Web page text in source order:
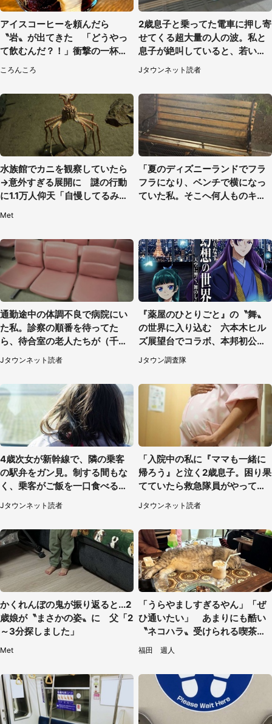
アイスコーヒーを頼んだら
〝岩〟が出てきた 「どうやっ
て飲むんだ？！」衝撃の一杯が
ころんころ
2歳息子と乗ってた電車に押し寄
せてくる超大量の人の波。私と
息子が絶叫していると、若いカ
ップルの乗客が...（東京都・60
代女性）
Jタウンネット読者
水族館でカニを観察していたら
→意外すぎる展開に 謎の行動
に1.1万人仰天「自慢してるみた
Met
「夏のディズニーランドでフラ
フラになり、ベンチで横になっ
ていた私。そこへ何人ものキャ
通勤途中の体調不良で病院にい
た私。診察の順番を待ってた
ら、待合室の老人たちが（千葉
県・50代男性）
Jタウンネット読者
『薬屋のひとりごと』の〝舞〟
の世界に入り込む 六本木ヒル
ズ展望台でコラボ、本邦初公開
の「猫猫像」も【8／1～10／2
6】
Jタウン調査隊
4歳次女が新幹線で、隣の乗客
の駅弁をガン見。制する間もな
く、乗客がご飯を一口食べると
（茨城県・50代女性）
Jタウンネット読者
「入院中の私に『ママも一緒に
帰ろう』と泣く2歳息子。困り果
てていたら救急隊員がやってき
て...」（大阪府・50代女性）
Jタウンネット読者
かくれんぼの鬼が振り返ると...2
歳娘が〝まさかの姿〟に 父「2
～3分探しました」
Met
「うらやましすぎるやん」「ぜ
ひ通いたい」 あまりにも酷い
〝ネコハラ〟受けられる喫茶店
に5.3万人驚がく
福田 週人